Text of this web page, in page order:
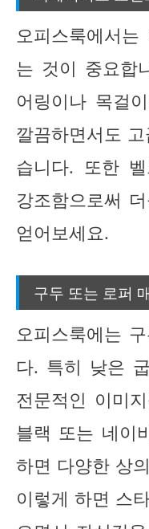
오피스룩에서
는 것이 중요합
어링이나 목걸
깔끔하면서도
습니다. 또한
강조함으로써
얻어보세요.
구두 또는 로퍼
오피스룩에는
다. 특히 낮은
전문적인 이미
블랙 또는 네이
하면 다양한 상
이렇게 하면 스